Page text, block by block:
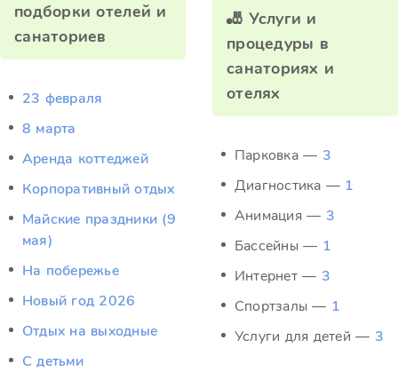
подборки отелей и
санаториев
23 февраля
8 марта
Аренда коттеджей
Корпоративный отдых
Майские праздники (9
мая)
На побережье
Новый год 2026
Отдых на выходные
С детьми
🎳 Услуги и
процедуры в
санаториях и
отелях
Парковка — 3
Диагностика — 1
Анимация — 3
Бассейны — 1
Интернет — 3
Спортзалы — 1
Услуги для детей — 3